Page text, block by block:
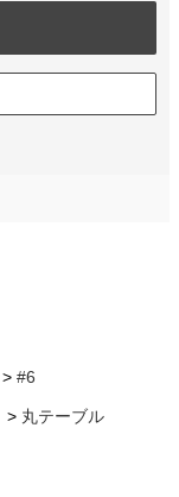
#6
丸テーブル